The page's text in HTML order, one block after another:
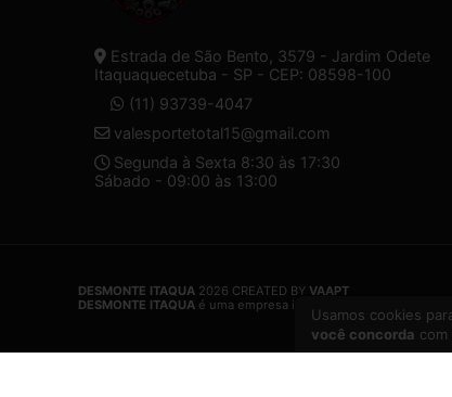
Estrada de São Bento, 3579 - Jardim Odete
Itaquaquecetuba - SP - CEP: 08598-100
(11) 93739-4047
valesportetotal15@gmail.com
Segunda à Sexta 8:30 às 17:30
Sábado - 09:00 às 13:00
DESMONTE ITAQUA 2026 CREATED BY VAAPT
DESMONTE ITAQUA é uma empresa inscrita no CNPJ
Usamos cookies
você concorda com